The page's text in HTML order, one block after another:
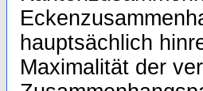
hauptsächlich
Maximalität der